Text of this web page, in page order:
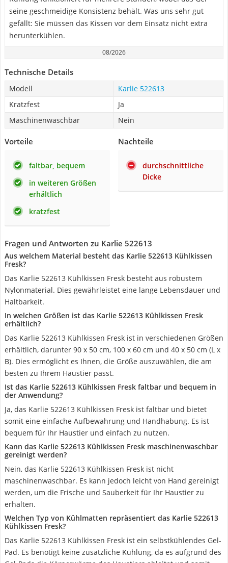
seine geschmeidige Konsistenz behält. Was uns sehr gut
gefällt: Sie müssen das Kissen vor dem Einsatz nicht extra
herunterkühlen.
08/2026
Technische Details
Modell
Karlie 522613
Kratzfest
Ja
Maschinenwaschbar
Nein
Vorteile
faltbar, bequem
in weiteren Größen
erhältlich
kratzfest
Nachteile
durchschnittliche
Dicke
Fragen und Antworten zu Karlie 522613
Aus welchem Material besteht das Karlie 522613 Kühlkissen
Fresk?
Das Karlie 522613 Kühlkissen Fresk besteht aus robustem
Nylonmaterial. Dies gewährleistet eine lange Lebensdauer und
Haltbarkeit.
In welchen Größen ist das Karlie 522613 Kühlkissen Fresk
erhältlich?
Das Karlie 522613 Kühlkissen Fresk ist in verschiedenen Größen
erhältlich, darunter 90 x 50 cm, 100 x 60 cm und 40 x 50 cm (L x
B). Dies ermöglicht es Ihnen, die Größe auszuwählen, die am
besten zu Ihrem Haustier passt.
Ist das Karlie 522613 Kühlkissen Fresk faltbar und bequem in
der Anwendung?
Ja, das Karlie 522613 Kühlkissen Fresk ist faltbar und bietet
somit eine einfache Aufbewahrung und Handhabung. Es ist
bequem für Ihr Haustier und einfach zu nutzen.
Kann das Karlie 522613 Kühlkissen Fresk maschinenwaschbar
gereinigt werden?
Nein, das Karlie 522613 Kühlkissen Fresk ist nicht
maschinenwaschbar. Es kann jedoch leicht von Hand gereinigt
werden, um die Frische und Sauberkeit für Ihr Haustier zu
erhalten.
Welchen Typ von Kühlmatten repräsentiert das Karlie 522613
Kühlkissen Fresk?
Das Karlie 522613 Kühlkissen Fresk ist ein selbstkühlendes Gel-
Pad. Es benötigt keine zusätzliche Kühlung, da es aufgrund des